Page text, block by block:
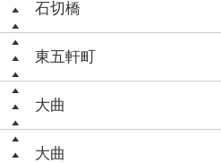
石切橋
東五軒町
大曲
大曲